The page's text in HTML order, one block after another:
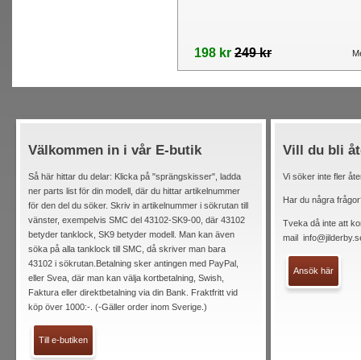
198 kr 249 kr
Välkommen in i vår E-butik
Så här hittar du delar: Klicka på "sprängskisser", ladda
ner parts list för din modell, där du hittar artikelnummer
för den del du söker. Skriv in artikelnummer i sökrutan till
vänster, exempelvis SMC del 43102-SK9-00, där 43102
betyder tanklock, SK9 betyder modell. Man kan även
söka på alla tanklock till SMC, då skriver man bara
43102 i sökrutan.Betalning sker antingen med PayPal,
eller Svea, där man kan välja kortbetalning, Swish,
Faktura eller direktbetalning via din Bank. Fraktfritt vid
köp över 1000:-. (-Gäller order inom Sverige.)
Till e-butiken
Vill du bli
Vi söker inte fler
Har du några
Tveka då inte att
mail
Ansök här